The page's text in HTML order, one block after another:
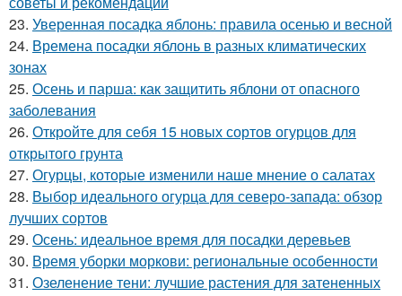
23. Уверенная посадка яблонь: правила осенью и весной
24. Времена посадки яблонь в разных климатических
зонах
25. Осень и парша: как защитить яблони от опасного
заболевания
26. Откройте для себя 15 новых сортов огурцов для
открытого грунта
27. Огурцы, которые изменили наше мнение о салатах
28. Выбор идеального огурца для северо-запада: обзор
лучших сортов
29. Осень: идеальное время для посадки деревьев
30. Время уборки моркови: региональные особенности
31. Озеленение тени: лучшие растения для затененных